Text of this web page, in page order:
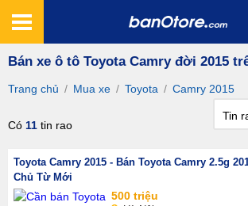
Bán xe ô tô Toyota Camry đời 2015
Trang chủ / Mua xe / Toyota / Camry 2015
Có 11 tin rao
Tin
Toyota Camry 2015 - Bán Toyota Camry 2.5g
Chủ Từ Mới
500 triệu